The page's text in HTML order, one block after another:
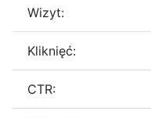
Wizyt:
Kliknięć:
CTR: